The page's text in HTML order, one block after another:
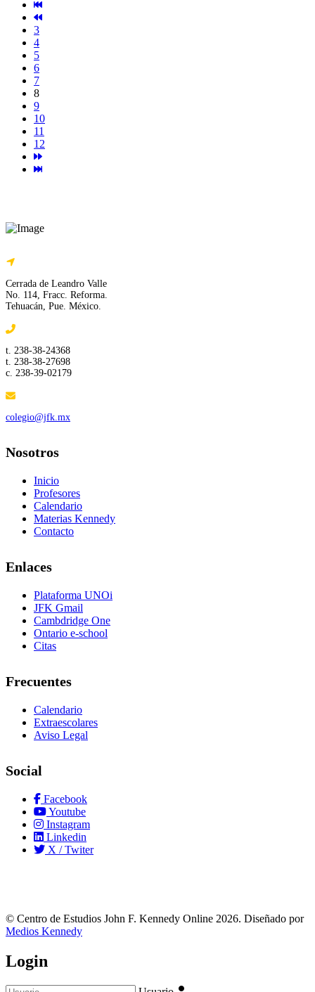
3
4
5
6
7
8
9
10
11
12
Cerrada de Leandro Valle
No. 114, Fracc. Reforma.
Tehuacán, Pue. México.
t. 238-38-24368
t. 238-38-27698
c. 238-39-02179
colegio@jfk.mx
Nosotros
Inicio
Profesores
Calendario
Materias Kennedy
Contacto
Enlaces
Plataforma UNOi
JFK Gmail
Cambdridge One
Ontario e-school
Citas
Frecuentes
Calendario
Extraescolares
Aviso Legal
Social
Facebook
Youtube
Instagram
Linkedin
X / Twiter
© Centro de Estudios John F. Kennedy Online 2026. Diseñado por
Medios Kennedy
Login